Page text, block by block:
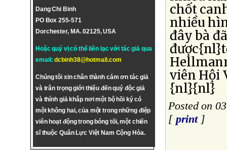
Dang Chi Binh
PO Box 255-571
Dorchester, MA. 02125, USA
Hoặc quý vị có thể liên lạc với tác giả qua
email:dcbinh38@hotmail.com
Chúng tôi xin chân thành cám ơn tác giả
và trân trọng giới thiệu đến quý độc giả
và thính giả khắp nơi một bộ hồi ký có
một không hai, của một trong những điệp
viên hoạt động trong bóng tối, một chiến
sĩ thuộc Quân Lực Việt Nam Cộng Hòa.
chốt
nhiều
đây bà
viên Hội
{nl}{nl}
Posted on
[ print]